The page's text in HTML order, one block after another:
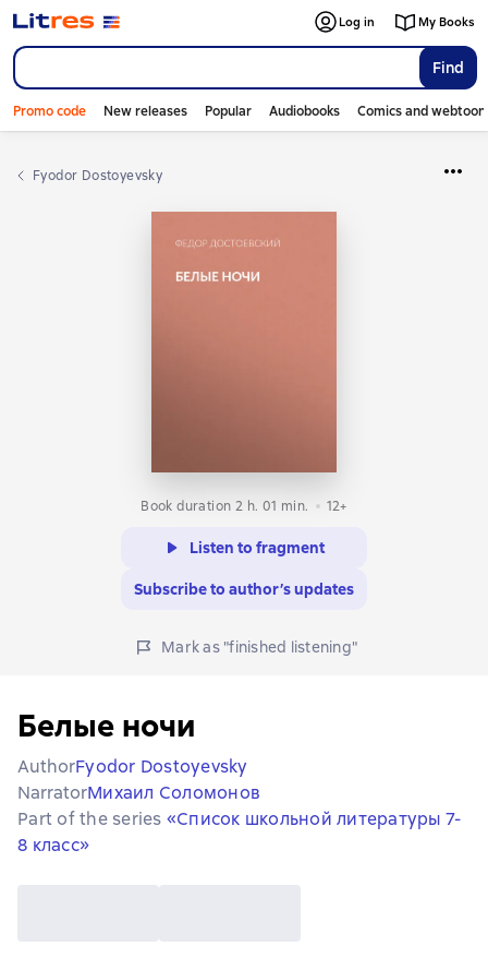
Find
Log in My Books
Promo code New releases Popular Audiobooks Comics and
Fyodor Dostoyevsky
Book duration 2 h. 01 min. 12+
Listen to fragment
Subscribe to author’s updates
Mark as "finished listening"
Белые ночи
AuthorFyodor Dostoyevsky
NarratorМихаил Соломонов
Part of the series «Список школьной литературы 7-
8 класс»